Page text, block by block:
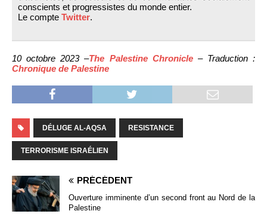
conscients et progressistes du monde entier.
Le compte Twitter.
10 octobre 2023 –The Palestine Chronicle– Traduction :
Chronique de Palestine
DÉLUGE AL-AQSA RESISTANCE
TERRORISME ISRAÉLIEN
PRÉCÉDENT
Ouverture imminente d’un second front au Nord de la
Palestine